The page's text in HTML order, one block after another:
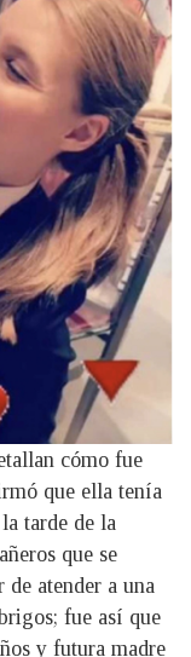
cómo fue
que ella tenía
tarde de la
que se
atender a una
fue así que
y futura madre